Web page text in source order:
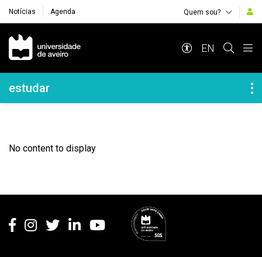
Notícias Agenda Quem sou?
Navegação Principal
EN
Navegação Lateral
estudar
No content to display